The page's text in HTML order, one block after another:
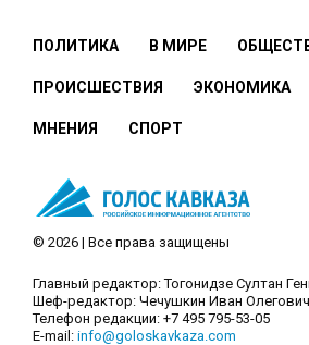
ПОЛИТИКА В МИРЕ
ПРОИСШЕСТВИЯ ЭКОНОМИКА
МНЕНИЯ СПОРТ
© 2026 | Все права защищены
Главный редактор: Тогонидзе Султан
Шеф-редактор: Чечушкин Иван
Телефон редакции: +7 495 795-53-05
E-mail: info@goloskavkaza.com